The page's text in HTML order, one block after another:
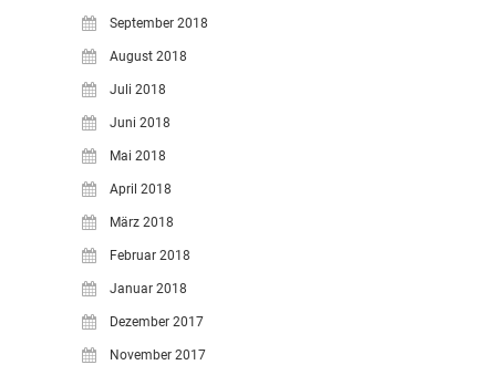
September 2018
August 2018
Juli 2018
Juni 2018
Mai 2018
April 2018
März 2018
Februar 2018
Januar 2018
Dezember 2017
November 2017